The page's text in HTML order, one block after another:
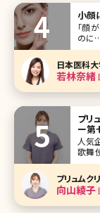
小顔
「顔
のに
も低
型に
きま
顔に
日本医科
若林奈緒
プリ
ー第
人気
歌舞
院長を
脂肪
スタ
え
プリュムク
向山綾子